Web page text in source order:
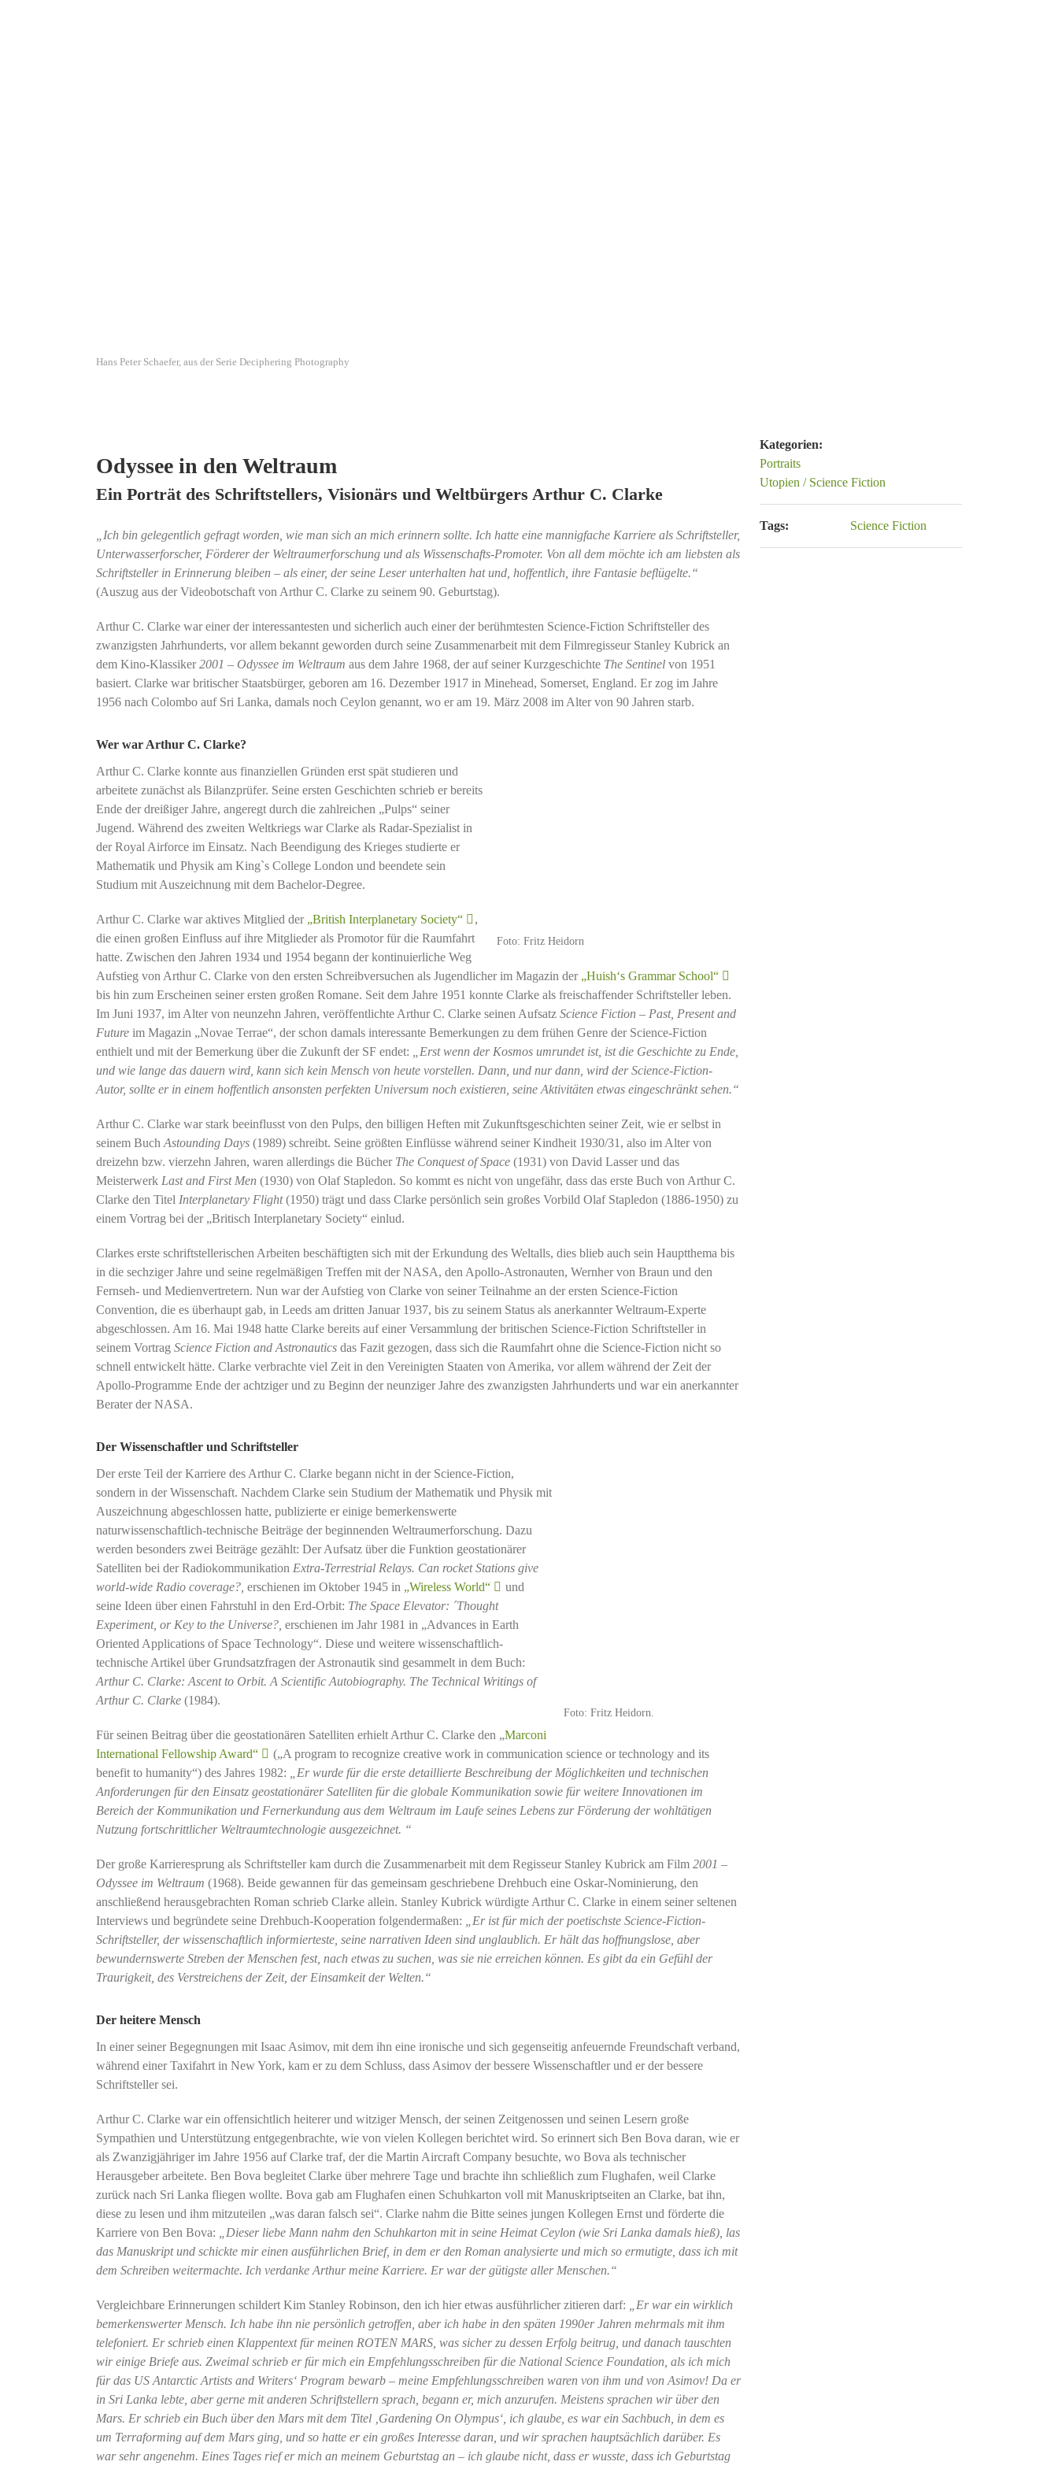
Hans Peter Schaefer, aus der Serie Deciphering Photography
Odyssee in den Weltraum
Ein Porträt des Schriftstellers, Visionärs und Weltbürgers Arthur C. Clarke
„Ich bin gelegentlich gefragt worden, wie man sich an mich erinnern sollte. Ich hatte eine mannigfache Karriere als Schriftsteller,
Unterwasserforscher, Förderer der Weltraumerforschung und als Wissenschafts-Promoter. Von all dem möchte ich am liebsten als
Schriftsteller in Erinnerung bleiben – als einer, der seine Leser unterhalten hat und, hoffentlich, ihre Fantasie beflügelte.“
(Auszug aus der Videobotschaft von Arthur C. Clarke zu seinem 90. Geburtstag).
Arthur C. Clarke war einer der interessantesten und sicherlich auch einer der berühmtesten Science-Fiction Schriftsteller des
zwanzigsten Jahrhunderts, vor allem bekannt geworden durch seine Zusammenarbeit mit dem Filmregisseur Stanley Kubrick an
dem Kino-Klassiker2001 – Odyssee im Weltraum aus dem Jahre 1968, der auf seiner Kurzgeschichte The Sentinelvon 1951
basiert. Clarke war britischer Staatsbürger, geboren am 16. Dezember 1917 in Minehead, Somerset, England. Er zog im Jahre
1956 nach Colombo auf Sri Lanka, damals noch Ceylon genannt, wo er am 19. März 2008 im Alter von 90 Jahren starb.
Wer war Arthur C. Clarke?
Foto: Fritz Heidorn
Arthur C. Clarke konnte aus finanziellen Gründen erst spät studieren und
arbeitete zunächst als Bilanzprüfer. Seine ersten Geschichten schrieb er bereits
Ende der dreißiger Jahre, angeregt durch die zahlreichen „Pulps“ seiner
Jugend. Während des zweiten Weltkriegs war Clarke als Radar-Spezialist in
der Royal Airforce im Einsatz. Nach Beendigung des Krieges studierte er
Mathematik und Physik am King`s College London und beendete sein
Studium mit Auszeichnung mit dem Bachelor-Degree.
Arthur C. Clarke war aktives Mitglied der „British Interplanetary Society“
,
die einen großen Einfluss auf ihre Mitglieder als Promotor für die Raumfahrt
hatte. Zwischen den Jahren 1934 und 1954 begann der kontinuierliche Weg
Aufstieg von Arthur C. Clarke von den ersten Schreibversuchen als Jugendlicher im Magazin der „Huish‘s Grammar School“
bis hin zum Erscheinen seiner ersten großen Romane. Seit dem Jahre 1951 konnte Clarke als freischaffender Schriftsteller leben.
Im Juni 1937, im Alter von neunzehn Jahren, veröffentlichte Arthur C. Clarke seinen Aufsatz Science Fiction – Past, Present and
Futureim Magazin „Novae Terrae“, der schon damals interessante Bemerkungen zu dem frühen Genre der Science-Fiction
enthielt und mit der Bemerkung über die Zukunft der SF endet:
„Erst wenn der Kosmos umrundet ist, ist die Geschichte zu Ende,
und wie lange das dauern wird, kann sich kein Mensch von heute vorstellen. Dann, und nur dann, wird der Science-Fiction-
Autor, sollte er in einem hoffentlich ansonsten perfekten Universum noch existieren, seine Aktivitäten etwas eingeschränkt sehen.“
Arthur C. Clarke war stark beeinflusst von den Pulps, den billigen Heften mit Zukunftsgeschichten seiner Zeit, wie er selbst in
seinem Buch Astounding Days (1989) schreibt. Seine größten Einflüsse während seiner Kindheit 1930/31, also im Alter von
dreizehn bzw. vierzehn Jahren, waren allerdings die Bücher The Conquest of Space(1931) von David Lasser und das
Meisterwerk Last and First Men (1930) von Olaf Stapledon. So kommt es nicht von ungefähr, dass das erste Buch von Arthur C.
Clarke den Titel Interplanetary Flight(1950) trägt und dass Clarke persönlich sein großes Vorbild Olaf Stapledon (1886-1950) zu
einem Vortrag bei der „Britisch Interplanetary Society“ einlud.
Clarkes erste schriftstellerischen Arbeiten beschäftigten sich mit der Erkundung des Weltalls, dies blieb auch sein Hauptthema bis
in die sechziger Jahre und seine regelmäßigen Treffen mit der NASA, den Apollo-Astronauten, Wernher von Braun und den
Fernseh- und Medienvertretern. Nun war der Aufstieg von Clarke von seiner Teilnahme an der ersten Science-Fiction
Convention, die es überhaupt gab, in Leeds am dritten Januar 1937, bis zu seinem Status als anerkannter Weltraum-Experte
abgeschlossen. Am 16. Mai 1948 hatte Clarke bereits auf einer Versammlung der britischen Science-Fiction Schriftsteller in
seinem Vortrag Science Fiction and Astronauticsdas Fazit gezogen, dass sich die Raumfahrt ohne die Science-Fiction nicht so
schnell entwickelt hätte. Clarke verbrachte viel Zeit in den Vereinigten Staaten von Amerika, vor allem während der Zeit der
Apollo-Programme Ende der achtziger und zu Beginn der neunziger Jahre des zwanzigsten Jahrhunderts und war ein anerkannter
Berater der NASA.
Der Wissenschaftler und Schriftsteller
Foto: Fritz Heidorn.
Der erste Teil der Karriere des Arthur C. Clarke begann nicht in der Science-Fiction,
sondern in der Wissenschaft. Nachdem Clarke sein Studium der Mathematik und Physik mit
Auszeichnung abgeschlossen hatte, publizierte er einige bemerkenswerte
naturwissenschaftlich-technische Beiträge der beginnenden Weltraumerforschung. Dazu
werden besonders zwei Beiträge gezählt: Der Aufsatz über die Funktion geostationärer
Satelliten bei der Radiokommunikation Extra-Terrestrial Relays. Can rocket Stations give
world-wide Radio coverage?, erschienen im Oktober 1945 in „Wireless World“
und
seine Ideen über einen Fahrstuhl in den Erd-Orbit: The Space Elevator: ´Thought
Experiment, or Key to the Universe?, erschienen im Jahr 1981 in „Advances in Earth
Oriented Applications of Space Technology“. Diese und weitere wissenschaftlich-
technische Artikel über Grundsatzfragen der Astronautik sind gesammelt in dem Buch:
Arthur C. Clarke: Ascent to Orbit. A Scientific Autobiography. The Technical Writings of
Arthur C. Clarke(1984).
Für seinen Beitrag über die geostationären Satelliten erhielt Arthur C. Clarke den „Marconi
International Fellowship Award“
(„A program to recognize creative work in communication science or technology and its
benefit to humanity“) des Jahres 1982:
„Er wurde für die erste detaillierte Beschreibung der Möglichkeiten und technischen
Anforderungen für den Einsatz geostationärer Satelliten für die globale Kommunikation sowie für weitere Innovationen im
Bereich der Kommunikation und Fernerkundung aus dem Weltraum im Laufe seines Lebens zur Förderung der wohltätigen
Nutzung fortschrittlicher Weltraumtechnologie ausgezeichnet. “
Der große Karrieresprung als Schriftsteller kam durch die Zusammenarbeit mit dem Regisseur Stanley Kubrick am Film 2001 –
Odyssee im Weltraum (1968). Beide gewannen für das gemeinsam geschriebene Drehbuch eine Oskar-Nominierung, den
anschließend herausgebrachten Roman schrieb Clarke allein. Stanley Kubrick würdigte Arthur C. Clarke in einem seiner seltenen
Interviews und begründete seine Drehbuch-Kooperation folgendermaßen:
„Er ist für mich der poetischste Science-Fiction-
Schriftsteller, der wissenschaftlich informierteste, seine narrativen Ideen sind unglaublich. Er hält das hoffnungslose, aber
bewundernswerte Streben der Menschen fest, nach etwas zu suchen, was sie nie erreichen können. Es gibt da ein Gefühl der
Traurigkeit, des Verstreichens der Zeit, der Einsamkeit der Welten.“
Der heitere Mensch
In einer seiner Begegnungen mit Isaac Asimov, mit dem ihn eine ironische und sich gegenseitig anfeuernde Freundschaft verband,
während einer Taxifahrt in New York, kam er zu dem Schluss, dass Asimov der bessere Wissenschaftler und er der bessere
Schriftsteller sei.
Arthur C. Clarke war ein offensichtlich heiterer und witziger Mensch, der seinen Zeitgenossen und seinen Lesern große
Sympathien und Unterstützung entgegenbrachte, wie von vielen Kollegen berichtet wird. So erinnert sich Ben Bova daran, wie er
als Zwanzigjähriger im Jahre 1956 auf Clarke traf, der die Martin Aircraft Company besuchte, wo Bova als technischer
Herausgeber arbeitete. Ben Bova begleitet Clarke über mehrere Tage und brachte ihn schließlich zum Flughafen, weil Clarke
zurück nach Sri Lanka fliegen wollte. Bova gab am Flughafen einen Schuhkarton voll mit Manuskriptseiten an Clarke, bat ihn,
diese zu lesen und ihm mitzuteilen „was daran falsch sei“. Clarke nahm die Bitte seines jungen Kollegen Ernst und förderte die
Karriere von Ben Bova:
„Dieser liebe Mann nahm den Schuhkarton mit in seine Heimat Ceylon (wie Sri Lanka damals hieß), las
das Manuskript und schickte mir einen ausführlichen Brief, in dem er den Roman analysierte und mich so ermutigte, dass ich mit
dem Schreiben weitermachte. Ich verdanke Arthur meine Karriere. Er war der gütigste aller Menschen.“
Vergleichbare Erinnerungen schildert Kim Stanley Robinson, den ich hier etwas ausführlicher zitieren darf:
„Er war ein wirklich
bemerkenswerter Mensch. Ich habe ihn nie persönlich getroffen, aber ich habe in den späten 1990er Jahren mehrmals mit ihm
telefoniert. Er schrieb einen Klappentext für meinen ROTEN MARS, was sicher zu dessen Erfolg beitrug, und danach tauschten
wir einige Briefe aus. Zweimal schrieb er für mich ein Empfehlungsschreiben für die National Science Foundation, als ich mich
für das US Antarctic Artists and Writers‘ Program bewarb – meine Empfehlungsschreiben waren von ihm und von Asimov! Da er
in Sri Lanka lebte, aber gerne mit anderen Schriftstellern sprach, begann er, mich anzurufen. Meistens sprachen wir über den
Mars. Er schrieb ein Buch über den Mars mit dem Titel ‚Gardening On Olympus‘, ich glaube, es war ein Sachbuch, in dem es
um Terraforming auf dem Mars ging, und so hatte er ein großes Interesse daran, und wir sprachen hauptsächlich darüber. Es
war sehr angenehm. Eines Tages rief er mich an meinem Geburtstag an – ich glaube nicht, dass er wusste, dass ich Geburtstag
Kategorien:
Portraits
Utopien / Science Fiction
Tags: Science Fiction